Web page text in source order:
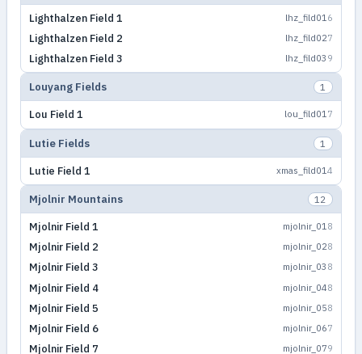
Lighthalzen Field 1 lhz_fild01 6
Lighthalzen Field 2 lhz_fild027
Lighthalzen Field 3 lhz_fild03 9
Louyang Fields 1
Lou Field 1 lou_fild017
Lutie Fields 1
Lutie Field 1 xmas_fild01 4
Mjolnir Mountains 12
Mjolnir Field 1 mjolnir_018
Mjolnir Field 2 mjolnir_028
Mjolnir Field 3 mjolnir_03 8
Mjolnir Field 4 mjolnir_048
Mjolnir Field 5 mjolnir_058
Mjolnir Field 6 mjolnir_067
Mjolnir Field 7 mjolnir_079